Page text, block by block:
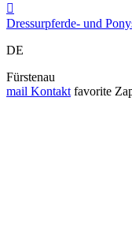

Dressurpferde- und
DE
Fürstenau
mail Kontakt favorite